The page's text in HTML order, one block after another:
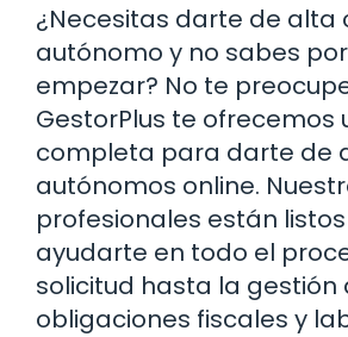
¿Necesitas darte de alta
autónomo y no sabes
empezar? No te
GestorPlus te ofrecemos
completa para darte de
autónomos online.
profesionales están
ayudarte en todo el
solicitud hasta la gestión
obligaciones fiscales y